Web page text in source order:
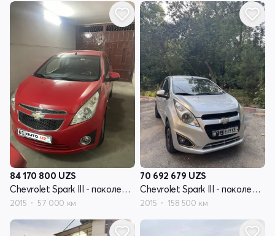
84 170 800 UZS
Chevrolet Spark III - поколение
2015 57 000 км
70 692 679 UZS
Chevrolet Spark III - поколение
2015 158 500 км